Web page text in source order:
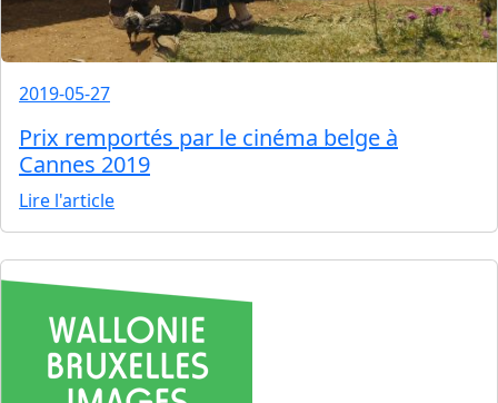
2019-05-27
Prix remportés par le cinéma belge à
Cannes 2019
Lire l'article